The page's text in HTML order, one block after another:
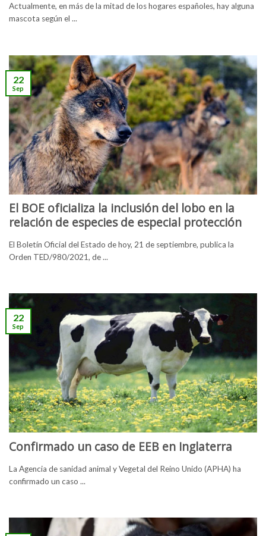
Actualmente, en más de la mitad de los hogares españoles, hay alguna
mascota según el ...
El BOE oficializa la inclusión del lobo en la
relación de especies de especial protección
El Boletín Oficial del Estado de hoy, 21 de septiembre, publica la
Orden TED/980/2021, de ...
22
Sep
Confirmado un caso de EEB en Inglaterra
La Agencia de sanidad animal y Vegetal del Reino Unido (APHA) ha
confirmado un caso ...
22
Sep